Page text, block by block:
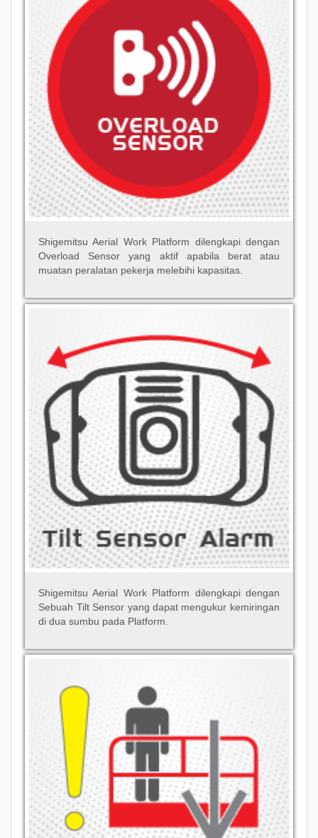
Shigemitsu Aerial Work Platform dilengkapi dengan
Overload Sensor yang aktif apabila berat atau
muatan peralatan pekerja melebihi kapasitas.
Shigemitsu Aerial Work Platform dilengkapi dengan
Sebuah Tilt Sensor yang dapat mengukur kemiringan
di dua sumbu pada Platform.